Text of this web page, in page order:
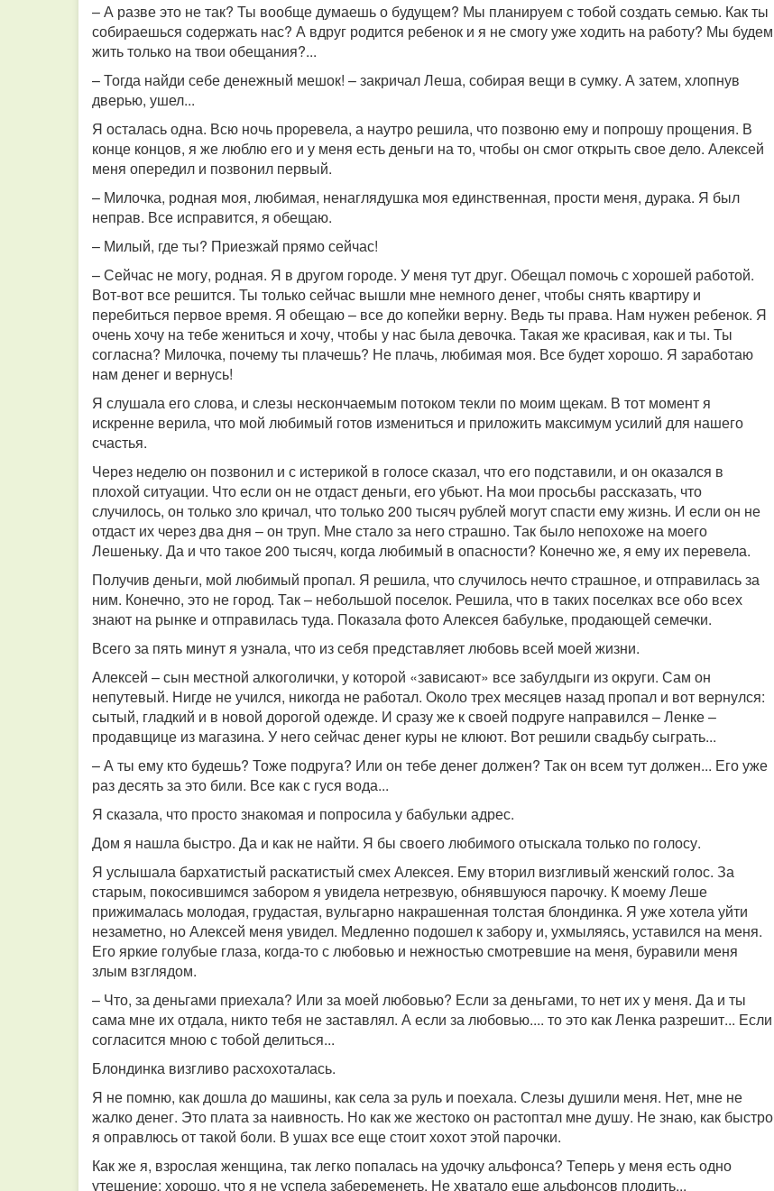
– А разве это не так? Ты вообще думаешь о будущем? Мы планируем с тобой создать семью. Как ты
собираешься содержать нас? А вдруг родится ребенок и я не смогу уже ходить на работу? Мы будем
жить только на твои обещания?...
– Тогда найди себе денежный мешок! – закричал Леша, собирая вещи в сумку. А затем, хлопнув
дверью, ушел...
Я осталась одна. Всю ночь проревела, а наутро решила, что позвоню ему и попрошу прощения. В
конце концов, я же люблю его и у меня есть деньги на то, чтобы он смог открыть свое дело. Алексей
меня опередил и позвонил первый.
– Милочка, родная моя, любимая, ненаглядушка моя единственная, прости меня, дурака. Я был
неправ. Все исправится, я обещаю.
– Милый, где ты? Приезжай прямо сейчас!
– Сейчас не могу, родная. Я в другом городе. У меня тут друг. Обещал помочь с хорошей работой.
Вот-вот все решится. Ты только сейчас вышли мне немного денег, чтобы снять квартиру и
перебиться первое время. Я обещаю – все до копейки верну. Ведь ты права. Нам нужен ребенок. Я
очень хочу на тебе жениться и хочу, чтобы у нас была девочка. Такая же красивая, как и ты. Ты
согласна? Милочка, почему ты плачешь? Не плачь, любимая моя. Все будет хорошо. Я заработаю
нам денег и вернусь!
Я слушала его слова, и слезы нескончаемым потоком текли по моим щекам. В тот момент я
искренне верила, что мой любимый готов измениться и приложить максимум усилий для нашего
счастья.
Через неделю он позвонил и с истерикой в голосе сказал, что его подставили, и он оказался в
плохой ситуации. Что если он не отдаст деньги, его убьют. На мои просьбы рассказать, что
случилось, он только зло кричал, что только 200 тысяч рублей могут спасти ему жизнь. И если он не
отдаст их через два дня – он труп. Мне стало за него страшно. Так было непохоже на моего
Лешеньку. Да и что такое 200 тысяч, когда любимый в опасности? Конечно же, я ему их перевела.
Получив деньги, мой любимый пропал. Я решила, что случилось нечто страшное, и отправилась за
ним. Конечно, это не город. Так – небольшой поселок. Решила, что в таких поселках все обо всех
знают на рынке и отправилась туда. Показала фото Алексея бабульке, продающей семечки.
Всего за пять минут я узнала, что из себя представляет любовь всей моей жизни.
Алексей – сын местной алкоголички, у которой «зависают» все забулдыги из округи. Сам он
непутевый. Нигде не учился, никогда не работал. Около трех месяцев назад пропал и вот вернулся:
сытый, гладкий и в новой дорогой одежде. И сразу же к своей подруге направился – Ленке –
продавщице из магазина. У него сейчас денег куры не клюют. Вот решили свадьбу сыграть...
– А ты ему кто будешь? Тоже подруга? Или он тебе денег должен? Так он всем тут должен... Его уже
раз десять за это били. Все как с гуся вода...
Я сказала, что просто знакомая и попросила у бабульки адрес.
Дом я нашла быстро. Да и как не найти. Я бы своего любимого отыскала только по голосу.
Я услышала бархатистый раскатистый смех Алексея. Ему вторил визгливый женский голос. За
старым, покосившимся забором я увидела нетрезвую, обнявшуюся парочку. К моему Леше
прижималась молодая, грудастая, вульгарно накрашенная толстая блондинка. Я уже хотела уйти
незаметно, но Алексей меня увидел. Медленно подошел к забору и, ухмыляясь, уставился на меня.
Его яркие голубые глаза, когда-то с любовью и нежностью смотревшие на меня, буравили меня
злым взглядом.
– Что, за деньгами приехала? Или за моей любовью? Если за деньгами, то нет их у меня. Да и ты
сама мне их отдала, никто тебя не заставлял. А если за любовью.... то это как Ленка разрешит... Если
согласится мною с тобой делиться...
Блондинка визгливо расхохоталась.
Я не помню, как дошла до машины, как села за руль и поехала. Слезы душили меня. Нет, мне не
жалко денег. Это плата за наивность. Но как же жестоко он растоптал мне душу. Не знаю, как быстро
я оправлюсь от такой боли. В ушах все еще стоит хохот этой парочки.
Как же я, взрослая женщина, так легко попалась на удочку альфонса? Теперь у меня есть одно
утешение: хорошо, что я не успела забеременеть. Не хватало еще альфонсов плодить...